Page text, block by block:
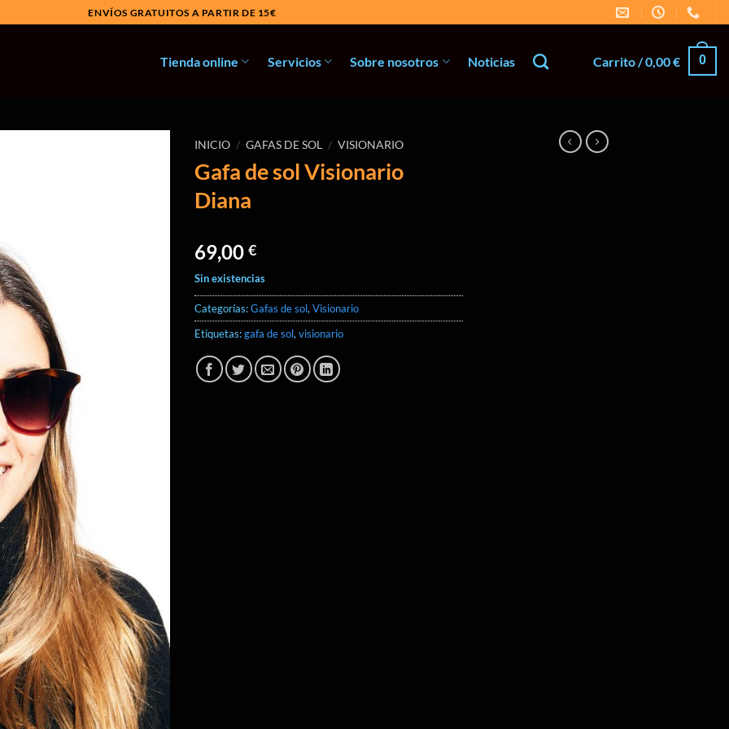
ENVÍOS GRATUITOS A PARTIR DE 15€
Tienda online Servicios Sobre nosotros Noticias Carrito /0,00€ 0
INICIO / GAFAS DE SOL / VISIONARIO
Gafa de sol Visionario
Diana
69,00 €
Sin existencias
Categorías:Gafas de sol, Visionario
Etiquetas:gafa de sol, visionario